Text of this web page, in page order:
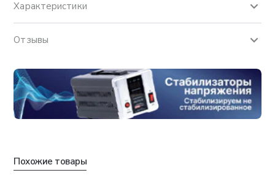
Характеристики
Отзывы
Похожие товары